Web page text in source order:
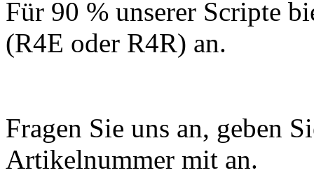
Für 90 % unserer Scripte
(R4E oder R4R) an.
Fragen Sie uns an, geben
Artikelnummer mit an.